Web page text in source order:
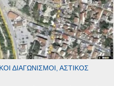
ΔΙΑΓΩΝΙΣΜΟΊ, ΑΣΤΙΚΌΣ